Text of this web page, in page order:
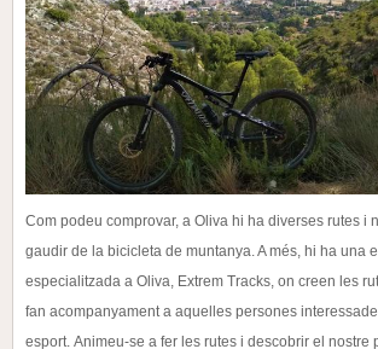
Com podeu comprovar, a Oliva hi ha diverses rutes i
gaudir de la bicicleta de muntanya. A més, hi ha una
especialitzada a Oliva, Extrem Tracks, on creen les
fan acompanyament a aquelles persones
esport. Animeu-se a fer les rutes i descobrir el nostre